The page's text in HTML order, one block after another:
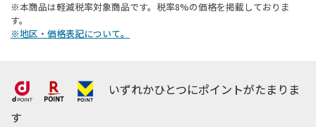
※本商品は軽減税率対象商品です。税率8%の価格を掲載しておりま
す。
※地区・価格表記について。
いずれかひとつにポイントがたまりま
す